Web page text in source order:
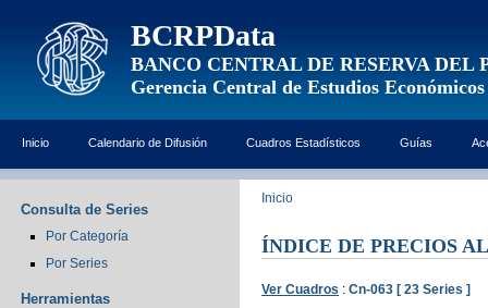
BCRPData
BANCO CENTRAL DE RESERVA DEL
Gerencia Central de Estudios Económicos
Inicio Calendario de Difusión Cuadros Estadísticos Guías
Consulta de Series
Por Categoría
Por Series
Herramientas
Inicio
ÍNDICE DE PRECIOS
Ver Cuadros : Cn-063 [ 23 Series ]